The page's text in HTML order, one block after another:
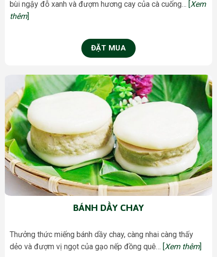
bùi ngậy đỗ xanh và đượm hương cay của cà cuống… Xem
thêm]
ĐẶT MUA
BÁNH DẦY CHAY
Thưởng thức miếng bánh dầy chay, càng nhai càng thấy
dẻo và đượm vị ngọt của gạo nếp đồng quê… [Xem thêm]